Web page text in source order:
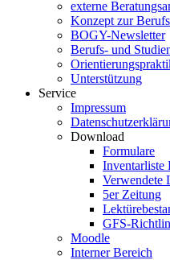
externe
Konzept zur
BOGY-Newsletter
Berufs- und
Unterstützung
Service
Impressum
Download
Formulare
Inventarliste
Verwendete
5er Zeitung
GFS-
Moodle
Interner Bereich